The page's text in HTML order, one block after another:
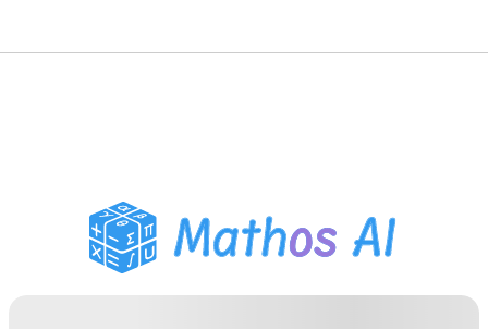
Assistente Compiti PDF
Strumenti di studio